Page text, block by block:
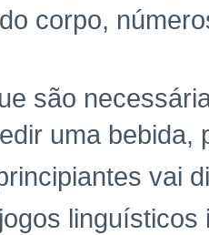
corpo,
são
uma
vai